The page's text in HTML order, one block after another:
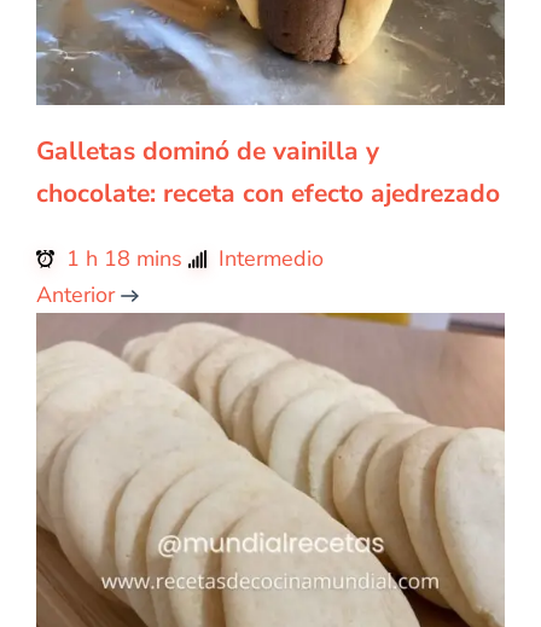
Galletas dominó de vainilla y
chocolate: receta con efecto ajedrezado
1 h 18 mins
Intermedio
Anterior